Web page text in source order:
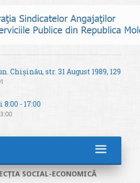
Chișinău, str. 31 August 1989, 129
- 17:00
SOCIAL-ECONOMICĂ